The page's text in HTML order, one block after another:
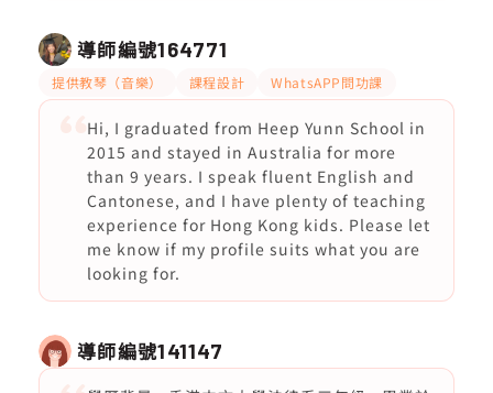
導師編號164771
提供教琴（音樂） 課程設計 WhatsAPP問功課
Hi, I graduated from Heep Yunn School in
2015 and stayed in Australia for more
than 9 years. I speak fluent English and
Cantonese, and I have plenty of teaching
experience for Hong Kong kids. Please let
me know if my profile suits what you are
looking for.
導師編號141147